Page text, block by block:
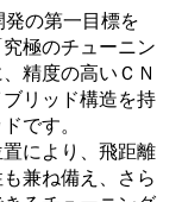
発の第一目標を
極のチューニン
精度の高いＣＮ
リッド構造を持
です。
により、飛距離
兼ね備え、さら